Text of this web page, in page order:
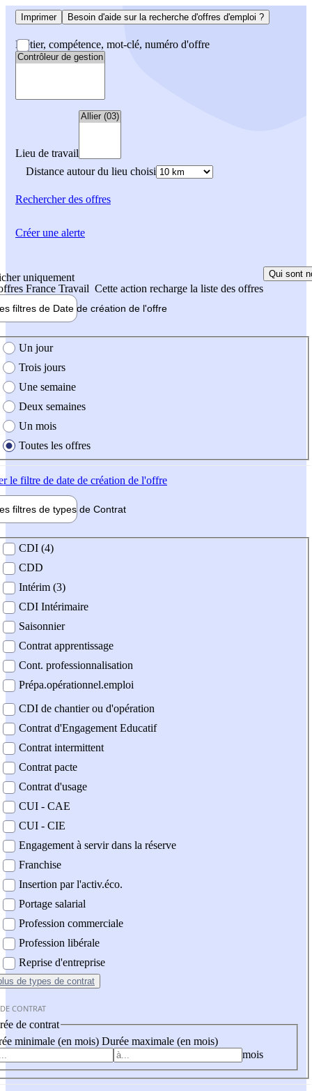
Imprimer Besoin d'aide sur la recherche d'offres d'emploi ?
Métier, compétence, mot-clé, numéro d'offre
Lieu de travail
Distance autour du lieu choisi
Rechercherdes offres
uniquement
France Travail Cette action recharge la liste des offres
Qui sont
filtres de Date de création de l'offre
création de l'offre
Un jour
Trois jours
Une semaine
Deux semaines
Un mois
Toutes les offres
le filtre de date de création de l'offre
filtres de types de Contrat
contrat
CDI (4)
CDD
Intérim (3)
CDI Intérimaire
Saisonnier
Contrat apprentissage
Cont. professionnalisation
Prépa.opérationnel.emploi
CDI de chantier ou d'opération
Contrat d'Engagement Educatif
Contrat intermittent
Contrat pacte
Contrat d'usage
CUI - CAE
CUI - CIE
Engagement à servir dans la réserve
Franchise
Insertion par l'activ.éco.
Portage salarial
Profession commerciale
Profession libérale
Reprise d'entreprise
de types de contrat
CONTRAT
de contrat
minimale (en mois) Durée maximale (en mois)
mois
Créer une alerte